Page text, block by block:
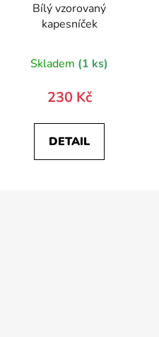
Bílý vzorovaný
kapesníček
Skladem (1 ks)
230 Kč
DETAIL